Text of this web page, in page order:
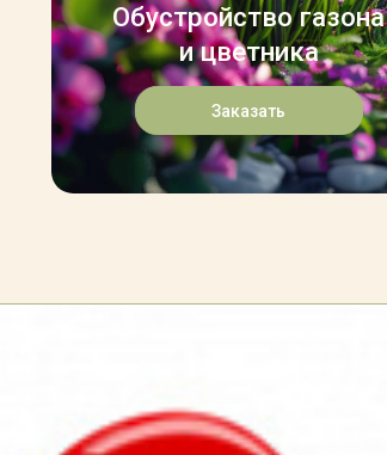
Обустройство газона
и цветника
Заказать